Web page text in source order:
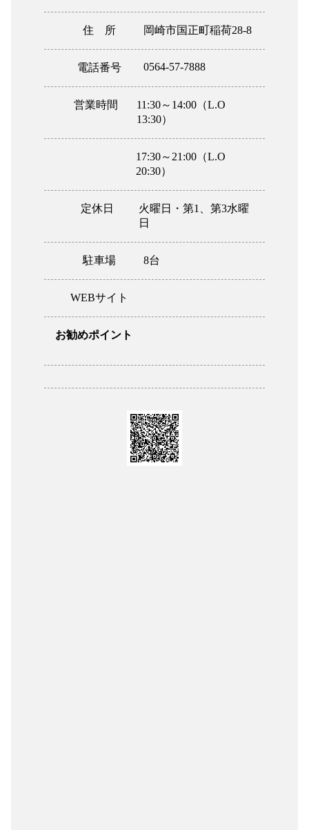
住 所 岡崎市国正町稲荷28-8
電話番号 0564-57-7888
営業時間
11:30～14:00（L.O
13:30）
17:30～21:00（L.O
20:30）
定休日
火曜日・第1、第3水曜
日
駐車場 8台
WEBサイト
お勧めポイント